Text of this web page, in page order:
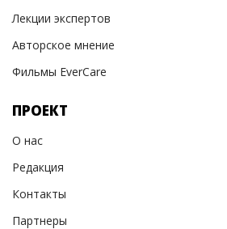
Лекции экспертов
Авторское мнение
Фильмы EverCare
ПРОЕКТ
О нас
Редакция
Контакты
Партнеры